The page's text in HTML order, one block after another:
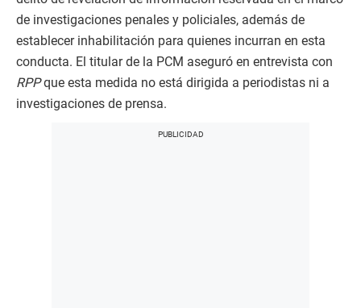
de investigaciones penales y policiales, además de
establecer inhabilitación para quienes incurran en esta
conducta. El titular de la PCM aseguró en entrevista con
RPPque esta medida no está dirigida a periodistas ni a
investigaciones de prensa.